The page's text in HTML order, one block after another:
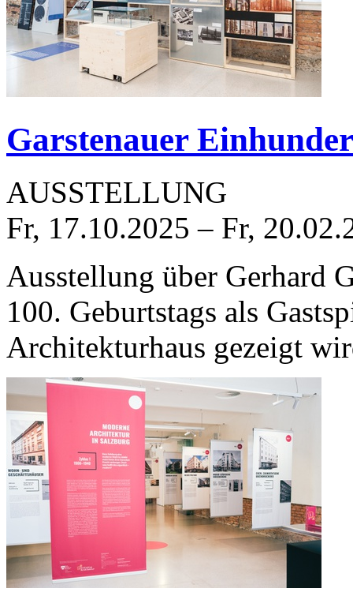
Garstenauer
AUSSTELLUNG
Fr, 17.10.2025 – Fr,
Ausstellung über Gerhard
100. Geburtstags als
Architekturhaus gezeigt